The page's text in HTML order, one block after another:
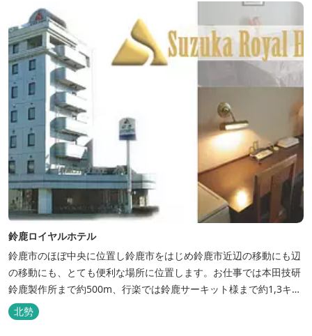
鈴鹿ロイヤルホテル
鈴鹿市のほぼ中央に位置し鈴鹿市をはじめ鈴鹿市近辺の移動にも辺
の移動にも、とても便利な場所に位置します。お仕事では本田技研
鈴鹿製作所まで約500m、行楽では鈴鹿サーキット様まで約1,3キ
ロ、スポーツ行事では鈴鹿スポーツガーデン様まで約3キロととて
も近い場所にあります。亀山市へのアクセスも便利でシャープ亀山
北勢